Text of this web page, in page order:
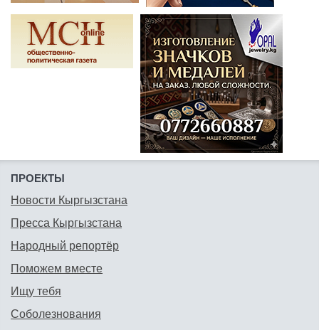
ПРОЕКТЫ
Новости Кыргызстана
Пресса Кыргызстана
Народный репортёр
Поможем вместе
Ищу тебя
Соболезнования